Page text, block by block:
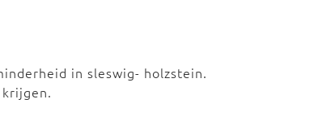
in sleswig- holzstein.